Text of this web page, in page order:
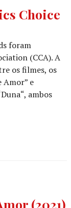
Choice
foram
(CCA). A
os filmes, os
Amor” e
ambos
Choice Awards
(2021)